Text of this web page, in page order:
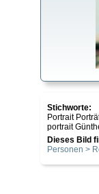
Stichworte:
Portrait
portrait
Dieses Bild
Personen >